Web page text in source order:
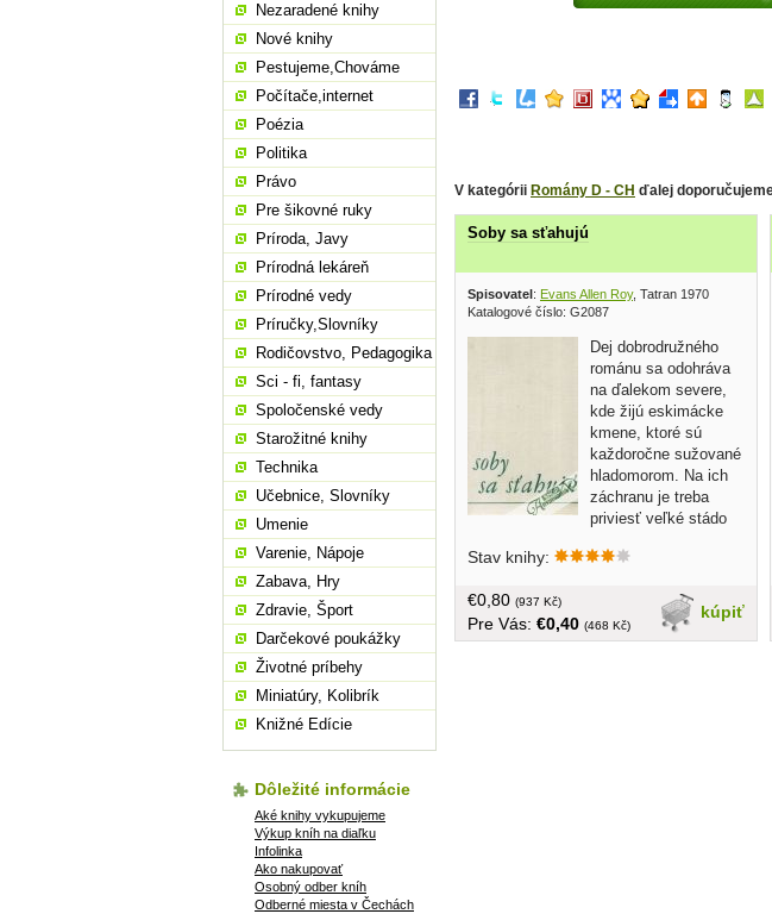
V kategórii Romány D - CH ďalej
Soby sa sťahujú
Spisovatel: Evans Allen Roy, Tatran 1970
Katalogové číslo: G2087
Dej dobrodružného
románu sa odohráva
na ďalekom severe,
kde žijú eskimácke
kmene, ktoré sú
každoročne sužované
hladomorom. Na ich
záchranu je treba
priviesť veľké stádo
závere mierne uvoľnená, 248 strán, na
Stav knihy:
kúpiť
€0,80 (937 Kč)
Pre Vás: €0,40 (468 Kč)
Nezaradené knihy
Nové knihy
Pestujeme,Chováme
Počítače,internet
Poézia
Politika
Právo
Pre šikovné ruky
Príroda, Javy
Prírodná lekáreň
Prírodné vedy
Príručky,Slovníky
Rodičovstvo, Pedagogika
Sci - fi, fantasy
Spoločenské vedy
Starožitné knihy
Technika
Učebnice, Slovníky
Umenie
Varenie, Nápoje
Zabava, Hry
Zdravie, Šport
Darčekové poukážky
Životné príbehy
Miniatúry, Kolibrík
Knižné Edície
Dôležité informácie
Aké knihy vykupujeme
Výkup kníh na diaľku
Infolinka
Ako nakupovať
Osobný odber kníh
Odberné miesta v Čechách